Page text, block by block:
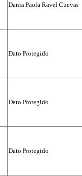
Dania Paola Ravel Cuevas
Dato Protegido
Dato Protegido
Dato Protegido